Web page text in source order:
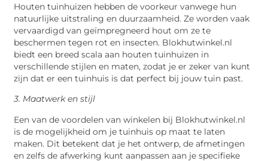
Houten tuinhuizen hebben de voorkeur vanwege hun
natuurlijke uitstraling en duurzaamheid. Ze worden vaak
vervaardigd van geïmpregneerd hout om ze te
beschermen tegen rot en insecten. Blokhutwinkel.nl
biedt een breed scala aan houten tuinhuizen in
verschillende stijlen en maten, zodat je er zeker van kunt
zijn dat er een tuinhuis is dat perfect bij jouw tuin past.
3. Maatwerk en stijl
Een van de voordelen van winkelen bij Blokhutwinkel.nl
is de mogelijkheid om je tuinhuis op maat te laten
maken. Dit betekent dat je het ontwerp, de afmetingen
en zelfs de afwerking kunt aanpassen aan je specifieke